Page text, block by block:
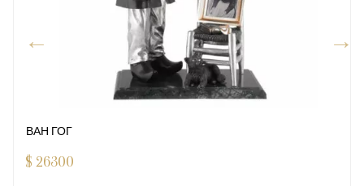
ВАН ГОГ
$ 26300